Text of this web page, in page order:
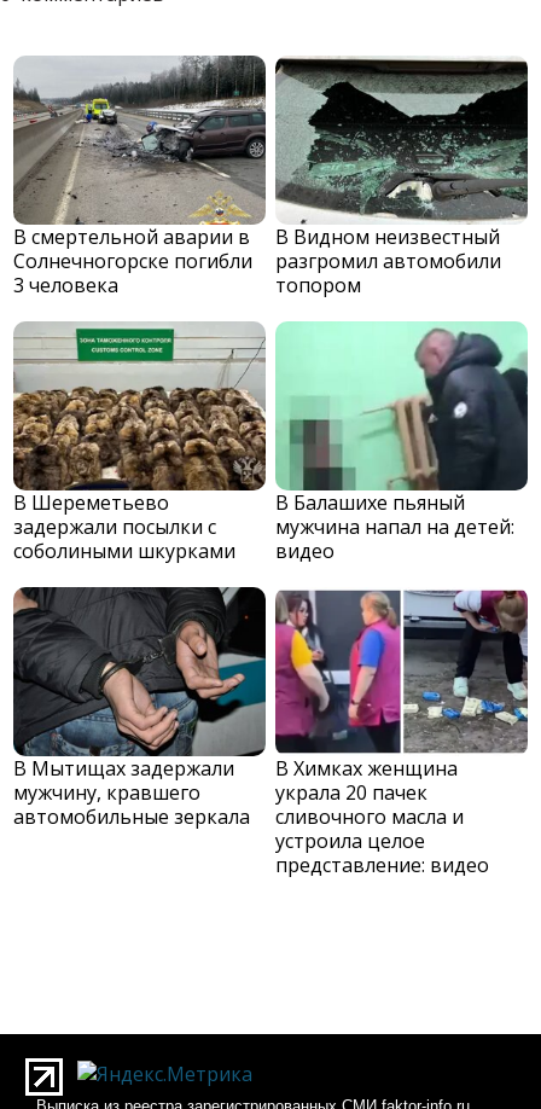
В смертельной аварии в
Солнечногорске погибли
3 человека
В Видном неизвестный
разгромил автомобили
топором
В Шереметьево
задержали посылки с
соболиными шкурками
В Балашихе пьяный
мужчина напал на детей:
видео
В Мытищах задержали
мужчину, кравшего
автомобильные зеркала
В Химках женщина
украла 20 пачек
сливочного масла и
устроила целое
представление: видео